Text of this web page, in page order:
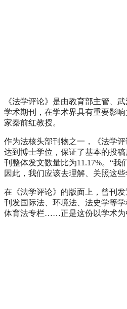
《法学评论》是由教育部主管、
学术期刊，在学术界具有重要影
家秦前红教授。
作为法核头部刊物之一，《法学
达到博士学位，保证了基本的投
刊整体发文数量比为11.17%。“
因此，我们应该去理解、关照这
在《法学评论》的版面上，曾刊
刊发国际法、环境法、法史学等
体育法专栏……正是这份以学术为